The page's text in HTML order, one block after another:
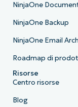
NinjaOne
NinjaOne Backup
NinjaOne Email
Roadmap di
Risorse
Centro risorse
Blog